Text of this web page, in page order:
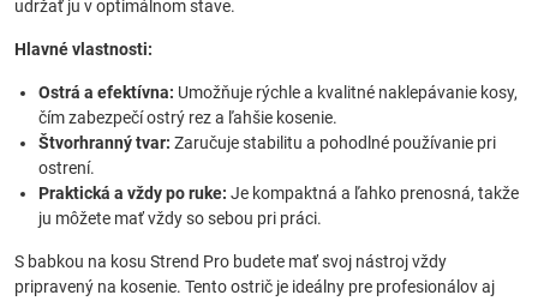
udržať ju v optimálnom stave.
Hlavné vlastnosti:
Ostrá a efektívna: Umožňuje rýchle a kvalitné naklepávanie kosy,
čím zabezpečí ostrý rez a ľahšie kosenie.
Štvorhranný tvar: Zaručuje stabilitu a pohodlné používanie pri
ostrení.
Praktická a vždy po ruke: Je kompaktná a ľahko prenosná, takže
ju môžete mať vždy so sebou pri práci.
S babkou na kosu Strend Pro budete mať svoj nástroj vždy
pripravený na kosenie. Tento ostrič je ideálny pre profesionálov aj